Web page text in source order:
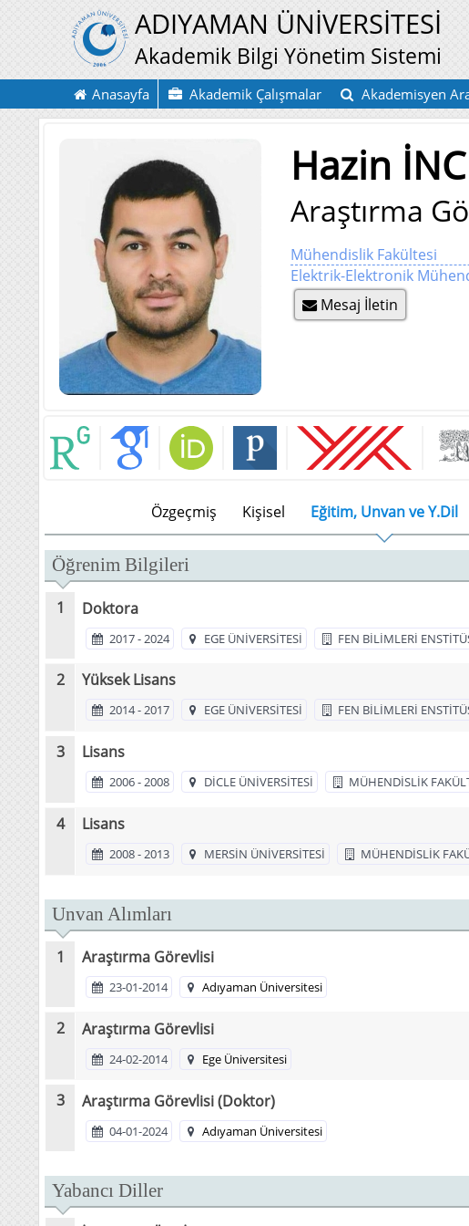
ADIYAMAN ÜNİVERSİTESİ
Akademik Bilgi Yönetim Sistemi
Anasayfa Akademik Çalışmalar Akademisyen
Hazin
Araştırma
Mühendislik Fakültesi
Elektrik-Elektronik
Mesaj İletin
Özgeçmiş Kişisel Eğitim, Unvan ve Y.Dil
Öğrenim Bilgileri
Doktora
2017 - 2024 EGE ÜNİVERSİTESİ FEN BİLİMLERİ
Yüksek Lisans
2014 - 2017 EGE ÜNİVERSİTESİ FEN BİLİMLERİ
Lisans
2006 - 2008 DİCLE ÜNİVERSİTESİ MÜHENDİSLİK
Lisans
2008 - 2013 MERSİN ÜNİVERSİTESİ MÜHENDİSLİK
Unvan Alımları
Araştırma Görevlisi
23-01-2014 Adıyaman Üniversitesi
Araştırma Görevlisi
24-02-2014 Ege Üniversitesi
Araştırma Görevlisi (Doktor)
04-01-2024 Adıyaman Üniversitesi
Yabancı Diller